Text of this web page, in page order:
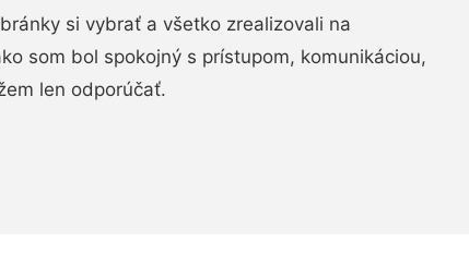
si vybrať a všetko zrealizovali na
som bol spokojný s prístupom, komunikáciou,
len odporúčať.